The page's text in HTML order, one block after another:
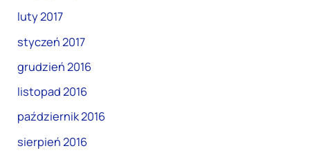
luty 2017
styczeń 2017
grudzień 2016
listopad 2016
październik 2016
sierpień 2016